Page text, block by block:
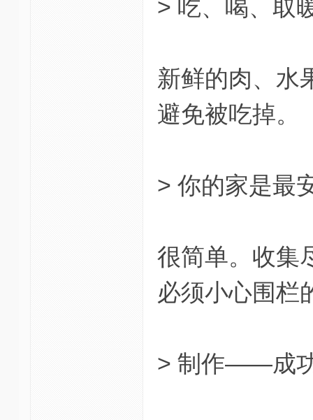
> 吃、喝、取
新鲜的肉、
避免被吃掉。
> 你的家是最
很简单。收集
必须小心围栏
> 制作——成